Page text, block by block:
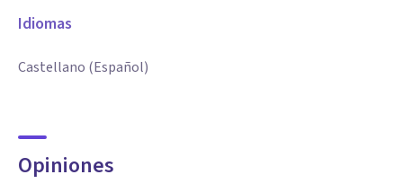
Idiomas
Castellano (Español)
Opiniones